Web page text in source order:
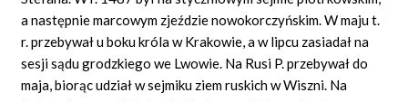
a następnie marcowym zjeździe nowokorczyńskim. W maju t.
r. przebywał u boku króla w Krakowie, a w lipcu zasiadał na
sesji sądu grodzkiego we Lwowie. Na Rusi P. przebywał do
maja, biorąc udział w sejmiku ziem ruskich w Wiszni. Na